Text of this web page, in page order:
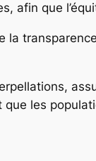
afin que
la
les